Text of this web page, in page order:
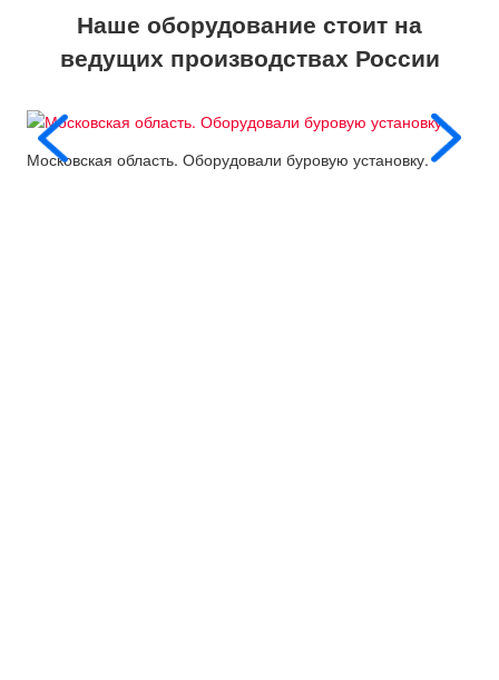
Наше оборудование стоит на
ведущих производствах России
Московская область. Оборудовали буровую установку.